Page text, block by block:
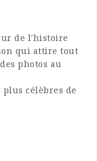
de l'histoire
qui attire tout
photos au
célèbres de